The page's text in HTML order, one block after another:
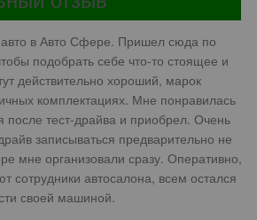
в Авто Сфере. Пришел сюда по
подобрать себе что-то стоящее и
действительно хороший, марок
комплектациях. Мне понравилась
после тест-драйва и приобрел. Очень
записываться предварительно не
мне организовали сразу. Оперативно,
сотрудники автосалона, всем остался
своей машиной.